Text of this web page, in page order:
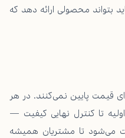
بتواند محصولی ارائه دهد که
قیمت پایین نمی‌کنند. در هر
تا کنترل نهایی کیفیت —
می‌شود تا مشتریان همیشه